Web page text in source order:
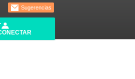
Sugerencias